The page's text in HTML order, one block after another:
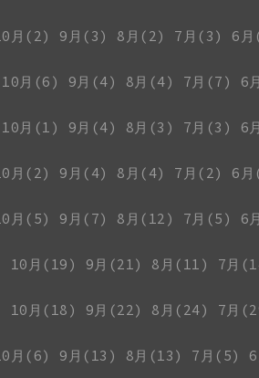
月(2) 9月(3) 8月(2) 7月(3) 6
10月(6) 9月(4) 8月(4) 7月(7) 6
10月(1) 9月(4) 8月(3) 7月(3) 6
月(2) 9月(4) 8月(4) 7月(2) 6
月(5) 9月(7) 8月(12) 7月(5) 6
10月(19) 9月(21) 8月(11) 7月
10月(18) 9月(22) 8月(24) 7月
月(6) 9月(13) 8月(13) 7月(5)